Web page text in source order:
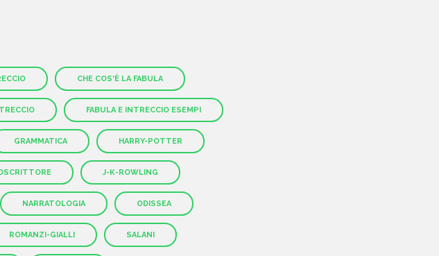
HOME
CHI SIAMO
CATALOGO
CHE COS'È LA FABULA
FABULA E INTRECCIO ESEMPI
GRAMMATICA HARRY-POTTER
J-K-ROWLING
NARRATOLOGIA ODISSEA
ROMANZI-GIALLI SALANI